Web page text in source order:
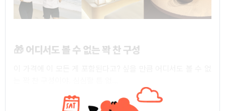
🎁 어디서도 볼 수 없는 꽉 찬 구성